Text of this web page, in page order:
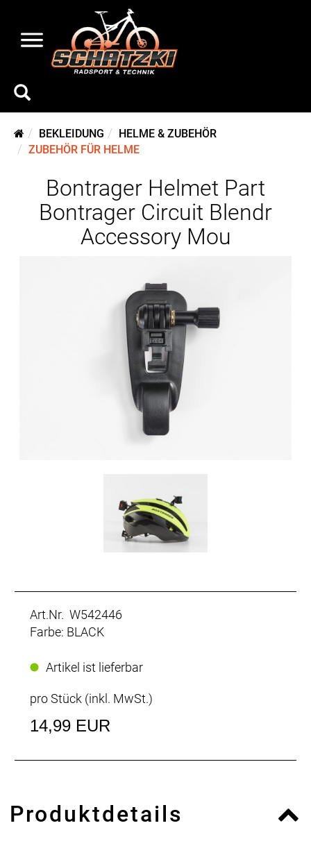
BEKLEIDUNG
HELME & ZUBEHÖR
ZUBEHÖR FÜR HELME
Bontrager Helmet Part
Bontrager Circuit Blendr
Accessory Mou
Art.Nr. W542446
Farbe: BLACK
Artikel ist lieferbar
pro Stück (inkl. MwSt.)
14,99 EUR
Produktdetails